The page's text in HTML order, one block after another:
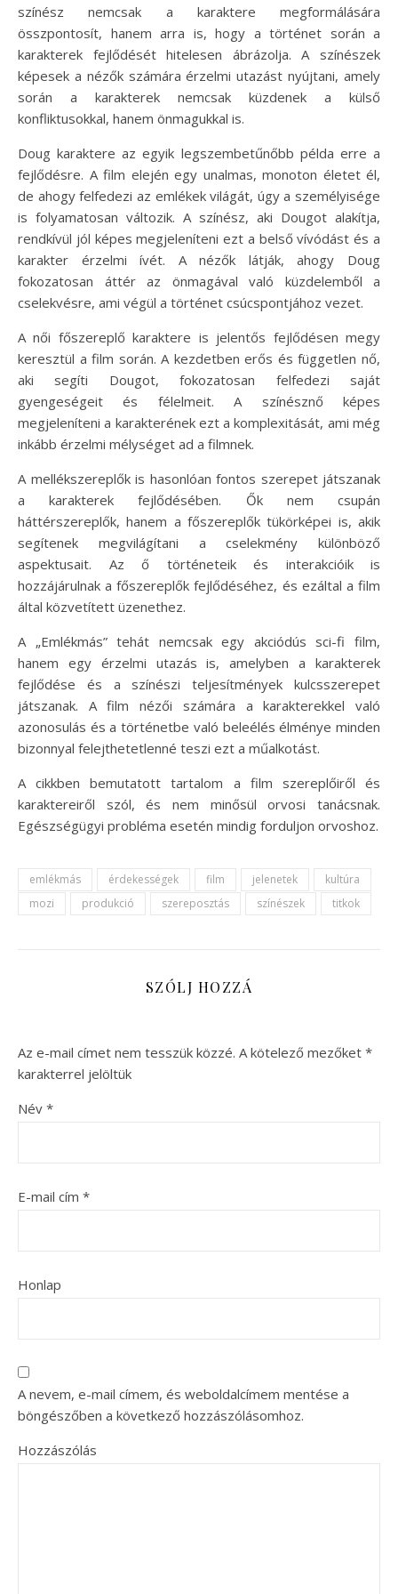
színész nemcsak a karaktere megformálására
összpontosít, hanem arra is, hogy a történet során a
karakterek fejlődését hitelesen ábrázolja. A színészek
képesek a nézők számára érzelmi utazást nyújtani, amely
során a karakterek nemcsak küzdenek a külső
konfliktusokkal, hanem önmagukkal is.
Doug karaktere az egyik legszembetűnőbb példa erre a
fejlődésre. A film elején egy unalmas, monoton életet él,
de ahogy felfedezi az emlékek világát, úgy a személyisége
is folyamatosan változik. A színész, aki Dougot alakítja,
rendkívül jól képes megjeleníteni ezt a belső vívódást és a
karakter érzelmi ívét. A nézők látják, ahogy Doug
fokozatosan áttér az önmagával való küzdelemből a
cselekvésre, ami végül a történet csúcspontjához vezet.
A női főszereplő karaktere is jelentős fejlődésen megy
keresztül a film során. A kezdetben erős és független nő,
aki segíti Dougot, fokozatosan felfedezi saját
gyengeségeit és félelmeit. A színésznő képes
megjeleníteni a karakterének ezt a komplexitását, ami még
inkább érzelmi mélységet ad a filmnek.
A mellékszereplők is hasonlóan fontos szerepet játszanak
a karakterek fejlődésében. Ők nem csupán
háttérszereplők, hanem a főszereplők tükörképei is, akik
segítenek megvilágítani a cselekmény különböző
aspektusait. Az ő történeteik és interakcióik is
hozzájárulnak a főszereplők fejlődéséhez, és ezáltal a film
által közvetített üzenethez.
A „Emlékmás” tehát nemcsak egy akciódús sci-fi film,
hanem egy érzelmi utazás is, amelyben a karakterek
fejlődése és a színészi teljesítmények kulcsszerepet
játszanak. A film nézői számára a karakterekkel való
azonosulás és a történetbe való beleélés élménye minden
bizonnyal felejthetetlenné teszi ezt a műalkotást.
A cikkben bemutatott tartalom a film szereplőiről és
karaktereiről szól, és nem minősül orvosi tanácsnak.
Egészségügyi probléma esetén mindig forduljon orvoshoz.
emlékmás érdekességek film jelenetek
kultúra
mozi
produkció szereposztás színészek titkok
SZÓLJ HOZZÁ
Az e-mail címet nem tesszük közzé. A kötelező mezőket *
karakterrel jelöltük
Név *
E-mail cím *
Honlap
A nevem, e-mail címem, és weboldalcímem mentése a
böngészőben a következő hozzászólásomhoz.
Hozzászólás